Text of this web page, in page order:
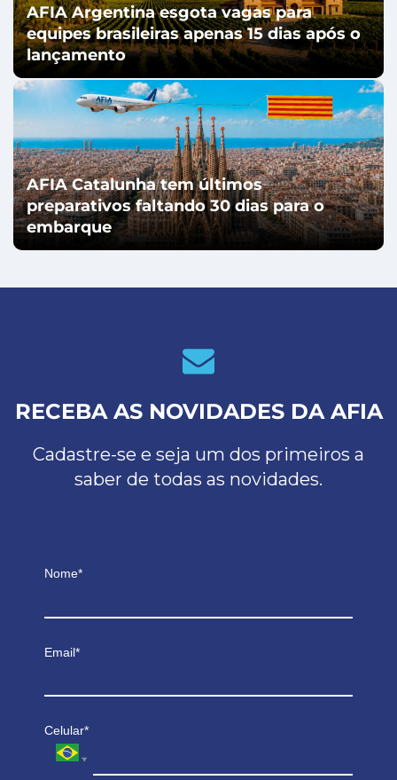
AFIA Argentina esgota vagas para
equipes brasileiras apenas 15 dias após o
lançamento
AFIA Catalunha tem últimos
preparativos faltando 30 dias para o
embarque
RECEBA AS NOVIDADES DA AFIA
Cadastre-se e seja um dos primeiros a
saber de todas as novidades.
Nome*
Email*
Celular*